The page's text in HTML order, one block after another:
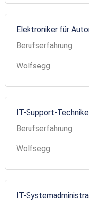
Elektroniker für
Berufserfahrung
Wolfsegg
IT-Support-
Berufserfahrung
Wolfsegg
IT-